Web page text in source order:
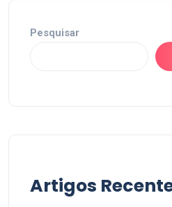
Pesquisar
Artigos